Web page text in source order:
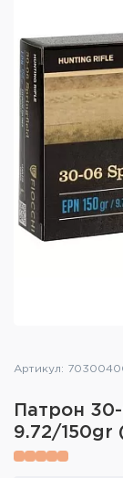
Средства
Тюнинг
Обувь
Артикул:
Патрон
9.72/150gr